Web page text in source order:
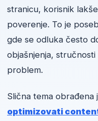
stranicu, korisnik
poverenje. To je
gde se odluka često
objašnjenja,
problem.
Slična tema obrađena
optimizovati